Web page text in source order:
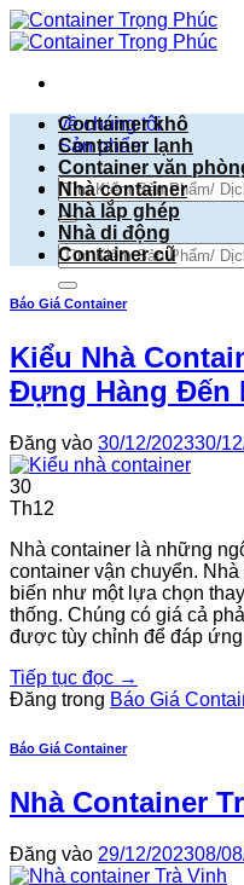
Bỏ
qua
dung
về chúng tôi
Sản phẩm
Tìm
kiếm:
Tìm
kiếm:
Container khô
Container lạnh
Container văn
Nhà container
Nhà lắp ghép
Nhà di động
Container cũ
Báo Giá Container
Kiểu Nhà
Đựng Hàng Đến
Đăng vào 30/12/202330/
30
Th12
Nhà container là những
container vận chuyển.
biến như một lựa chọn
thống. Chúng có giá cả
được tùy chỉnh để đáp
Tiếp tục đọc →
Đăng trong Báo Giá
Báo Giá Container
Nhà Container
Đăng vào 29/12/202308/